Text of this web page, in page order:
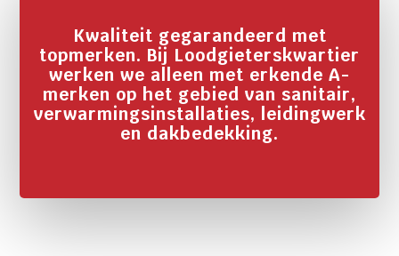
Kwaliteit gegarandeerd met
topmerken. Bij Loodgieterskwartier
werken we alleen met erkende A-
merken op het gebied van sanitair,
verwarmingsinstallaties, leidingwerk
en dakbedekking.